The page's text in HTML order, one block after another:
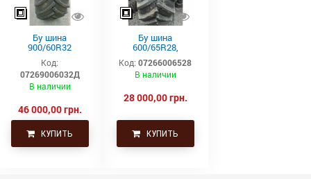
Бу шина
900/60R32
(35.5р32)
Continental SVT
Код:
07269006032Д
В наличии
46 000,00 грн.
КУПИТЬ
Бу шина
600/65R28,
600/65р28,
600х65х28
Uniglory (Униглори)
Код: 07266006528
В наличии
28 000,00 грн.
КУПИТЬ